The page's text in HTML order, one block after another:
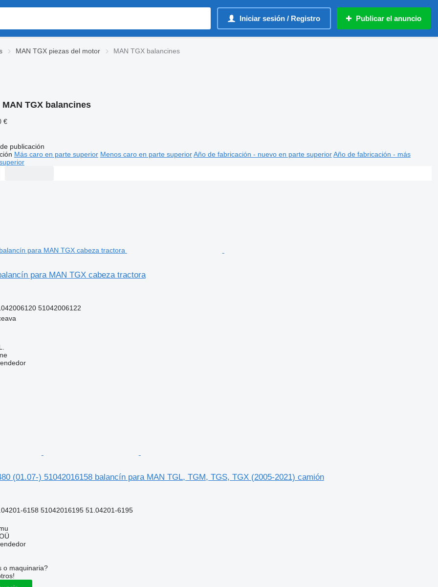
Iniciar sesión / Registro Publicar el anuncio
MAN TGX piezas del motor MAN TGX balancines
MAN TGX balancines
€
publicación
Más caro en parte superior Menos caro en parte superior Año de fabricación - nuevo en parte superior Año de fabricación - más
para MAN TGX cabeza tractora
51042006122
(01.07-) 51042016158 balancín para MAN TGL, TGM, TGS, TGX (2005-2021) camión
6158 51042016195 51.04201-6195
o maquinaria?